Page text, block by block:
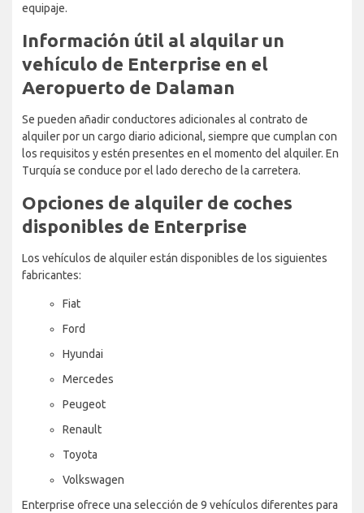
equipaje.
Información útil al alquilar un
vehículo de Enterprise en el
Aeropuerto de Dalaman
Se pueden añadir conductores adicionales al contrato de
alquiler por un cargo diario adicional, siempre que cumplan con
los requisitos y estén presentes en el momento del alquiler. En
Turquía se conduce por el lado derecho de la carretera.
Opciones de alquiler de coches
disponibles de Enterprise
Los vehículos de alquiler están disponibles de los siguientes
fabricantes:
Fiat
Ford
Hyundai
Mercedes
Peugeot
Renault
Toyota
Volkswagen
Enterprise ofrece una selección de 9 vehículos diferentes para